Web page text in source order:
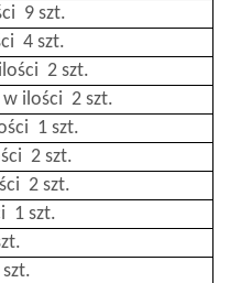
9 szt.
4 szt.
2 szt.
w ilości 2 szt.
1 szt.
2 szt.
2 szt.
1 szt.